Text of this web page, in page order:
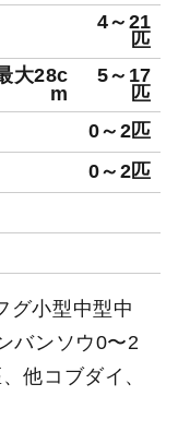
4～21
匹
大28c
m
5～17
匹
0～2匹
0～2匹
グ小型中型中
バンソウ0〜2
他コブダイ、